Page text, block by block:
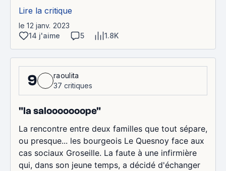
Lire la critique
le 12 janv. 2023
14 j'aime
5 1.8K
9
raoulita
37 critiques
"la salooooooope"
La rencontre entre deux familles que tout sépare,
ou presque... les bourgeois Le Quesnoy face aux
cas sociaux Groseille. La faute à une infirmière
qui, dans son jeune temps, a décidé d'échanger